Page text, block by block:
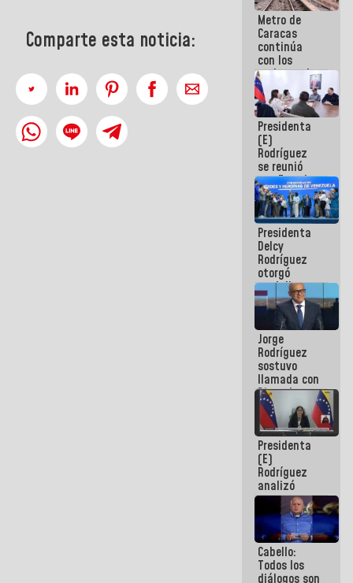
Comparte esta noticia:
Metro de
Caracas
continúa
con los
trabajos de
mantenimiento
e inspección
en la Línea 2
Presidenta
(E)
Rodríguez
se reunió
con Estado
Mayor
Eléctrico
para
abordar
planes de
acción
Presidenta
Delcy
Rodríguez
otorgó
medalla
"Héroe de
Venezuela"
a servidores
públicos
Jorge
Rodríguez
sostuvo
llamada con
Dinorah
Figuera y
acuerdan
primer
encuentro
presencial
para el
diálogo
Presidenta
(E)
Rodríguez
analizó
junto a
gobernadores
planes de
recuperación
del Sistema
Eléctrico
Cabello:
Todos los
diálogos son